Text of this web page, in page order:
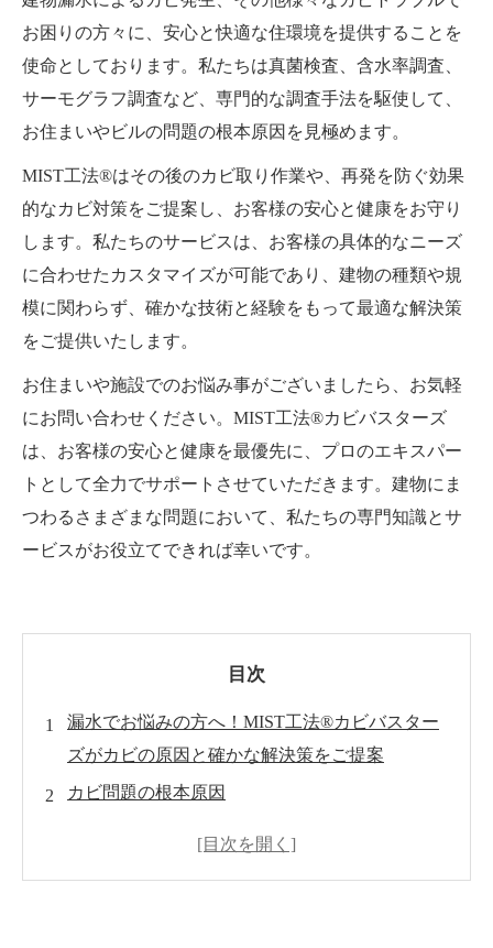
お困りの方々に、安心と快適な住環境を提供することを
使命としております。私たちは真菌検査、含水率調査、
サーモグラフ調査など、専門的な調査手法を駆使して、
お住まいやビルの問題の根本原因を見極めます。
MIST工法®はその後のカビ取り作業や、再発を防ぐ効果
的なカビ対策をご提案し、お客様の安心と健康をお守り
します。私たちのサービスは、お客様の具体的なニーズ
に合わせたカスタマイズが可能であり、建物の種類や規
模に関わらず、確かな技術と経験をもって最適な解決策
をご提供いたします。
お住まいや施設でのお悩み事がございましたら、お気軽
にお問い合わせください。MIST工法®カビバスターズ
は、お客様の安心と健康を最優先に、プロのエキスパー
トとして全力でサポートさせていただきます。建物にま
つわるさまざまな問題において、私たちの専門知識とサ
ービスがお役立てできれば幸いです。
目次
漏水でお悩みの方へ！MIST工法®カビバスター
ズがカビの原因と確かな解決策をご提案
カビ問題の根本原因